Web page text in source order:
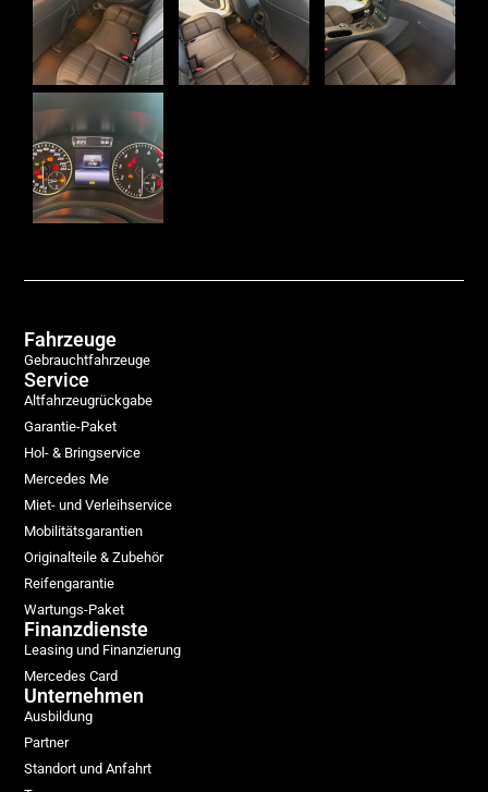
Fahrzeuge
Gebrauchtfahrzeuge
Service
Altfahrzeugrückgabe
Garantie-Paket
Hol- & Bringservice
Mercedes Me
Miet- und Verleihservice
Mobilitätsgarantien
Originalteile & Zubehör
Reifengarantie
Wartungs-Paket
Finanzdienste
Leasing und Finanzierung
Mercedes Card
Unternehmen
Ausbildung
Partner
Standort und Anfahrt